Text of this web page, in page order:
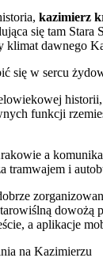
kazimierz
się tam
klimat dawnego
się w sercu
funkcji
a
tramwajem i
a aplikacje
na Kazimierzu